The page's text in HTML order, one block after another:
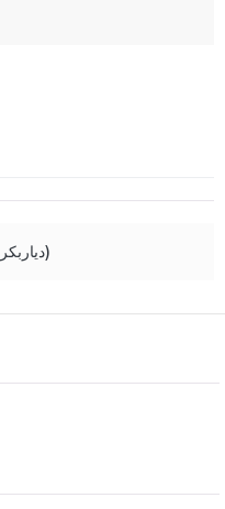
(دياربكر / سيلفان)